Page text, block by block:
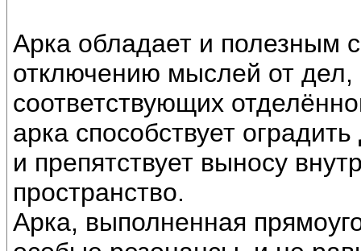
Арка обладает и полезным
отключению мыслей от
соответствующих
арка способствует
и препятствует выносу
пространство.
Арка, выполненная